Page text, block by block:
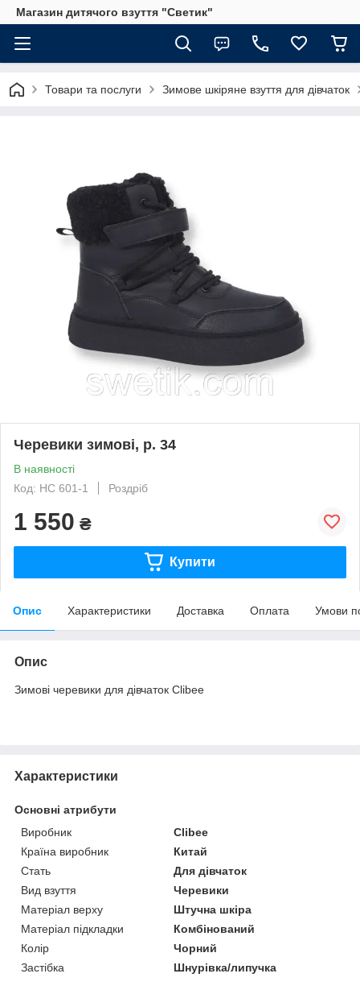
Магазин дитячого взуття "Светик"
Товари та послуги Зимове шкіряне взуття для дівчаток
Черевики зимові, р. 34
В наявності
Код: НС 601-1
Роздріб
1 550 ₴
Купити
Опис Характеристики Доставка Оплата Умови
Опис
Зимові черевики для дівчаток Clibee
Характеристики
Основні атрибути
Виробник
Clibee
Країна виробник
Китай
Стать
Для дівчаток
Вид взуття
Черевики
Матеріал верху
Штучна шкіра
Матеріал підкладки
Комбінований
Колір
Чорний
Застібка
Шнурівка/липучка